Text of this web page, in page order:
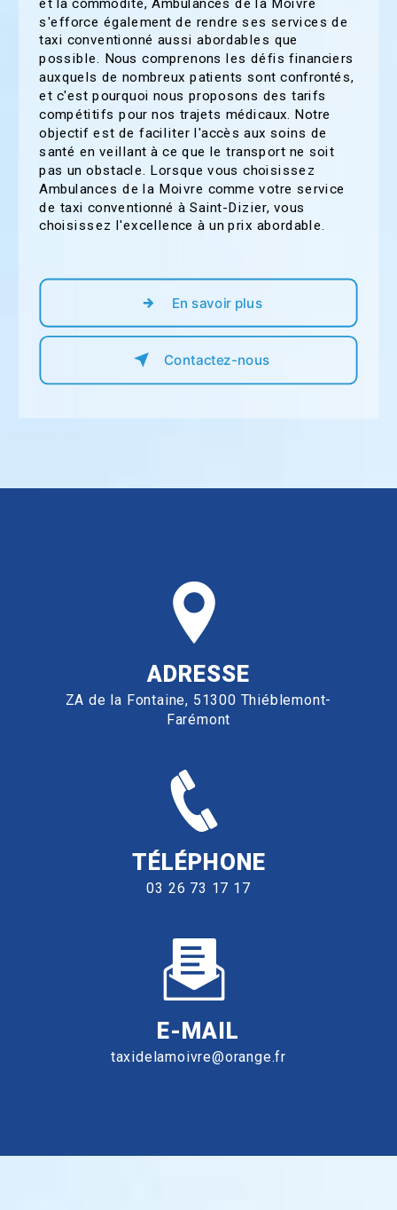
s'efforce également de rendre ses services de
taxi conventionné aussi abordables que
possible. Nous comprenons les défis financiers
auxquels de nombreux patients sont confrontés,
et c'est pourquoi nous proposons des tarifs
compétitifs pour nos trajets médicaux. Notre
objectif est de faciliter l'accès aux soins de
santé en veillant à ce que le transport ne soit
pas un obstacle. Lorsque vous choisissez
Ambulances de la Moivre comme votre service
de taxi conventionné à Saint-Dizier, vous
choisissez l'excellence à un prix abordable.
En savoir plus
Contactez-nous
ADRESSE
ZA de la Fontaine, 51300 Thiéblemont-
Farémont
TÉLÉPHONE
03 26 73 17 17
E-MAIL
taxidelamoivre@orange.fr